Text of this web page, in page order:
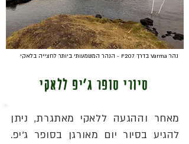
נהר Varma בדרך F207 - הנהר המשמעותי ביותר לחצייה בלאקי
סיורי סופר ג'יפ ללאקי
מאחר וההגעה ללאקי מאתגרת, ניתן
להגיע בסיור יום מאורגן בסופר ג'יפ.